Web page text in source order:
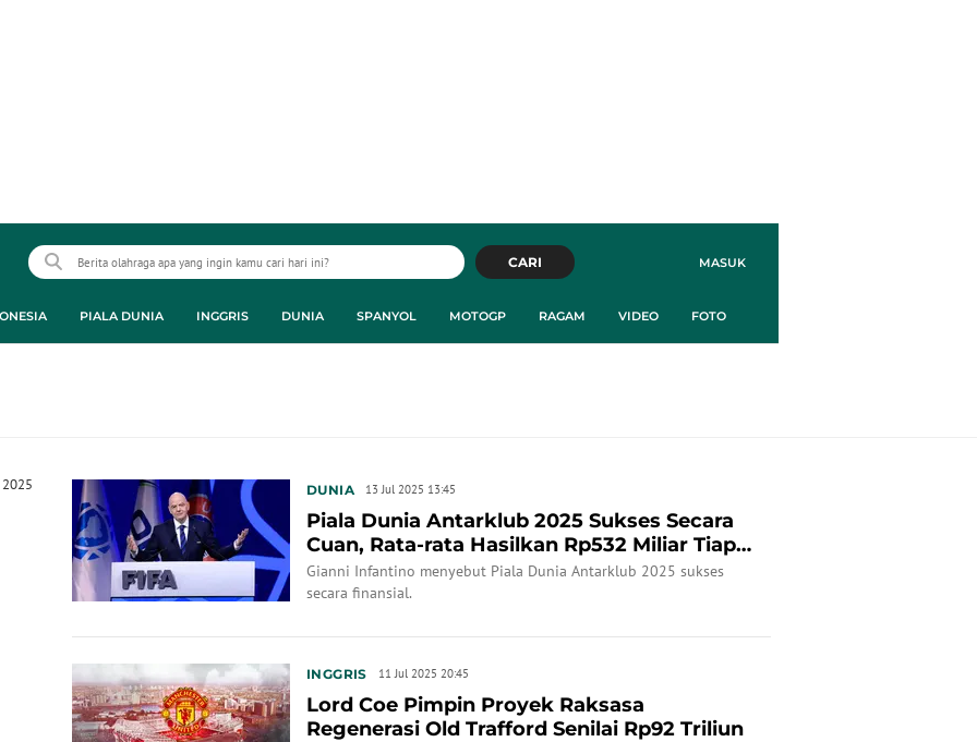
MASUK
CARI
PIALA DUNIA INGGRIS DUNIA SPANYOL MOTOGP RAGAM VIDEO FOTO
DUNIA 13 Jul 2025 13:45
Piala Dunia Antarklub 2025 Sukses Secara
Cuan, Rata-rata Hasilkan Rp532 Miliar Tiap
Laga!
Gianni Infantino menyebut Piala Dunia Antarklub 2025 sukses
secara finansial.
INGGRIS 11 Jul 2025 20:45
Lord Coe Pimpin Proyek Raksasa
Regenerasi Old Trafford Senilai Rp92 Triliun